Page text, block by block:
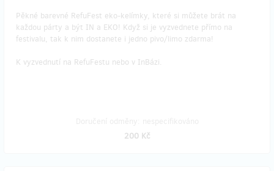
Pěkné barevné RefuFest eko-kelímky, které si můžete brát na
každou párty a být IN a EKO! Když si je vyzvednete přímo na
festivalu, tak k nim dostanete i jedno pivo/limo zdarma!
K vyzvednutí na RefuFestu nebo v InBázi.
200 Kč